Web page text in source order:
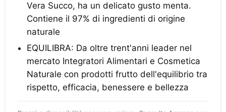
Vera Succo, ha un delicato gusto menta.
Contiene il 97% di ingredienti di origine
naturale
EQUILIBRA: Da oltre trent'anni leader nel
mercato Integratori Alimentari e Cosmetica
Naturale con prodotti frutto dell'equilibrio tra
rispetto, efficacia, benessere e bellezza